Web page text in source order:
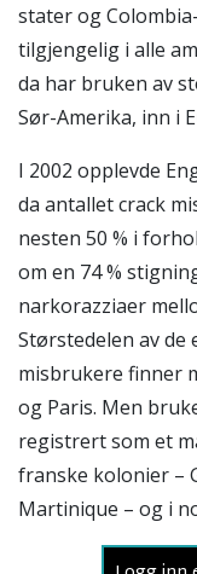
stater og
tilgjengelig i alle
da har bruken av
Sør-Amerika, inn i
I 2002 opplevde
da antallet crack
nesten 50 % i
om en 74 %
narkorazziaer
Størstedelen av de
misbrukere finner
og Paris. Men
registrert som et
franske kolonier –
Martinique – og i